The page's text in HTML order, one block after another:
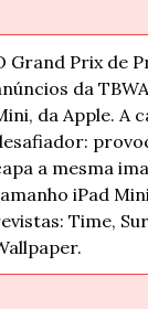
Grand Prix de
da
da Apple. A
a mesma
iPad
Time,